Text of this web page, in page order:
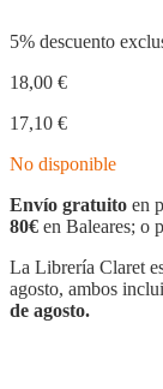
5% descuento
18,00 €
17,10 €
No disponible
Envío gratuito en
80€ en Baleares; o
La Librería Claret
agosto, ambos
de agosto.